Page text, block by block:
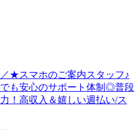
★スマホのご案内スタッフ♪
も安心のサポート体制◎普段
！高収入＆嬉しい週払い/ス